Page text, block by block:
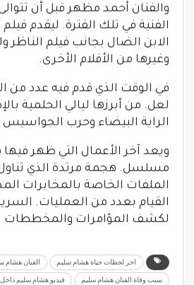
والفنان أحمد مظهر قبل أن
الفنية في تلك الفترة. ليقدم فيلم
الابن الضال بجانب فيلم الناظر
وغيرها من الأفلام الأخرى.
في الوقت الذي قدم فيه عدد من
لعل. من أبرزها ليالي الحلمية
الراية البيضاء وحرب الجواسيس
ويعد آخر الأعمال التي ظهر
مسلسل. هجمة مرتدة الذي
الملفات الخاصة بالمخابرات
القيام بعدد من العمليات.
لكشف المؤامرات والمخططات
اخر لحظات حياة هشام سليم الفنان هشام
سبب وفاة الفنان هشام سليم فيديو هشام سليم